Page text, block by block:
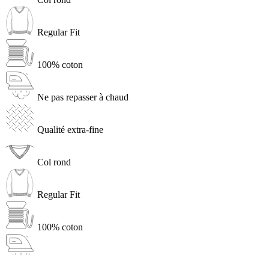
Regular Fit
100% coton
Ne pas repasser à chaud
Qualité extra-fine
Col rond
Regular Fit
100% coton